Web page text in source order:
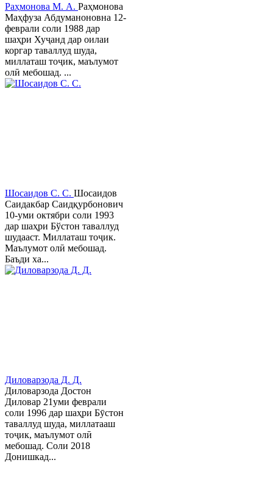
Раҳмонова М. А. Раҳмонова
Маҳфуза Абдуманоновна 12-
феврали соли 1988 дар
шаҳри Хуҷанд дар оилаи
коргар таваллуд шуда,
миллаташ тоҷик, маълумот
олӣ мебошад. ...
Шосаидов С. С. Шосаидов
Саидакбар Саидқурбонович
10-уми октябри соли 1993
дар шаҳри Бўстон таваллуд
шудааст. Миллаташ тоҷик.
Маълумот олӣ мебошад.
Баъди ха...
Диловарзода Д. Д.
Диловарзода Достон
Диловар 21уми феврали
соли 1996 дар шаҳри Бӯстон
таваллуд шуда, миллатааш
тоҷик, маълумот олӣ
мебошад. Соли 2018
Донишкад...